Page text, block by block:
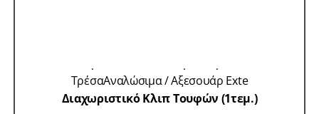
ΤρέσαΑναλώσιμα / Αξεσουάρ Exte
Διαχωριστικό Κλιπ Τουφών (1τεμ.)